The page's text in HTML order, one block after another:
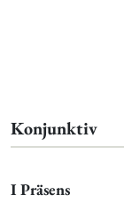
Konjunktiv
I Präsens